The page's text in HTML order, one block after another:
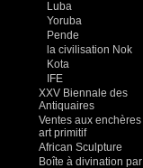
Luba
Yoruba
Pende
la civilisation Nok
Kota
IFE
XXV Biennale des
Antiquaires
Ventes aux enchères
art primitif
African Sculpture
Boîte à divination par